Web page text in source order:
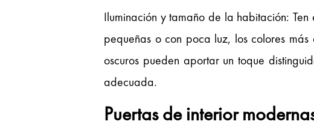
Iluminación y tamaño de la habitación:
pequeñas o con poca luz, los colores
oscuros pueden aportar un toque
adecuada.
Puertas de interior